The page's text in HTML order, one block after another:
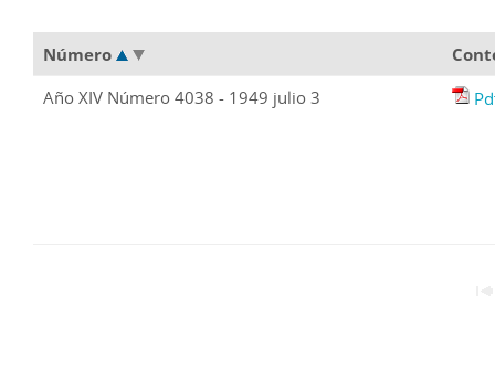
Número
Año XIV Número 4038 - 1949 julio 3